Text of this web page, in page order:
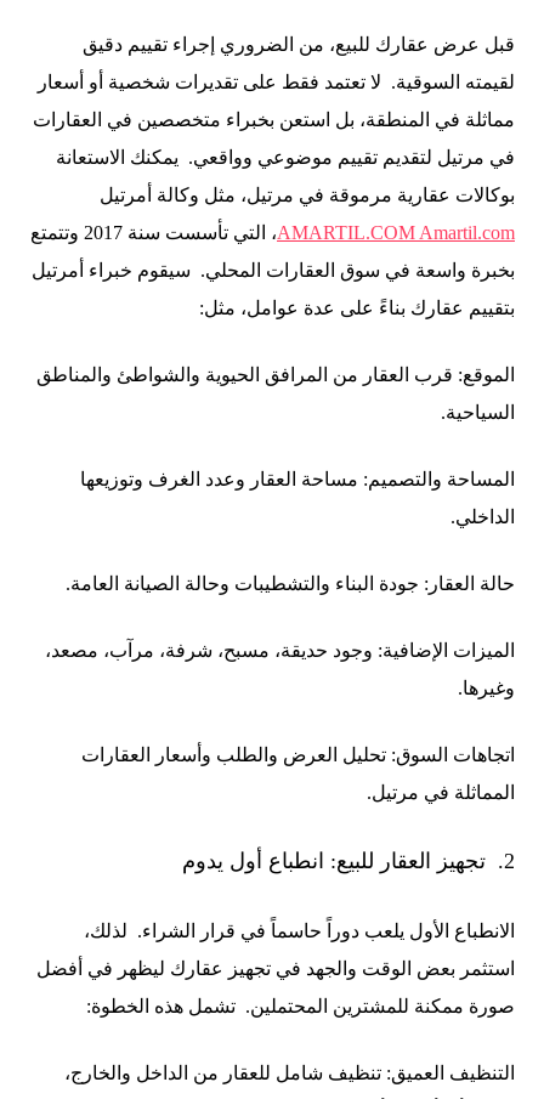
قبل عرض عقارك للبيع، من الضروري إجراء تقييم دقيق
لقيمته السوقية. لا تعتمد فقط على تقديرات شخصية أو أسعار
مماثلة في المنطقة، بل استعن بخبراء متخصصين في العقارات
في مرتيل لتقديم تقييم موضوعي وواقعي. يمكنك الاستعانة
بوكالات عقارية مرموقة في مرتيل، مثل وكالة أمرتيل
AMARTIL.COM Amartil.com
، التي تأسست سنة 2017 وتتمتع
بخبرة واسعة في سوق العقارات المحلي. سيقوم خبراء أمرتيل
بتقييم عقارك بناءً على عدة عوامل، مثل:
الموقع: قرب العقار من المرافق الحيوية والشواطئ والمناطق
السياحية.
المساحة والتصميم: مساحة العقار وعدد الغرف وتوزيعها
الداخلي.
حالة العقار: جودة البناء والتشطيبات وحالة الصيانة العامة.
الميزات الإضافية: وجود حديقة، مسبح، شرفة، مرآب، مصعد،
وغيرها.
اتجاهات السوق: تحليل العرض والطلب وأسعار العقارات
المماثلة في مرتيل.
2. تجهيز العقار للبيع: انطباع أول يدوم
الانطباع الأول يلعب دوراً حاسماً في قرار الشراء. لذلك،
استثمر بعض الوقت والجهد في تجهيز عقارك ليظهر في أفضل
صورة ممكنة للمشترين المحتملين. تشمل هذه الخطوة:
التنظيف العميق: تنظيف شامل للعقار من الداخل والخارج،